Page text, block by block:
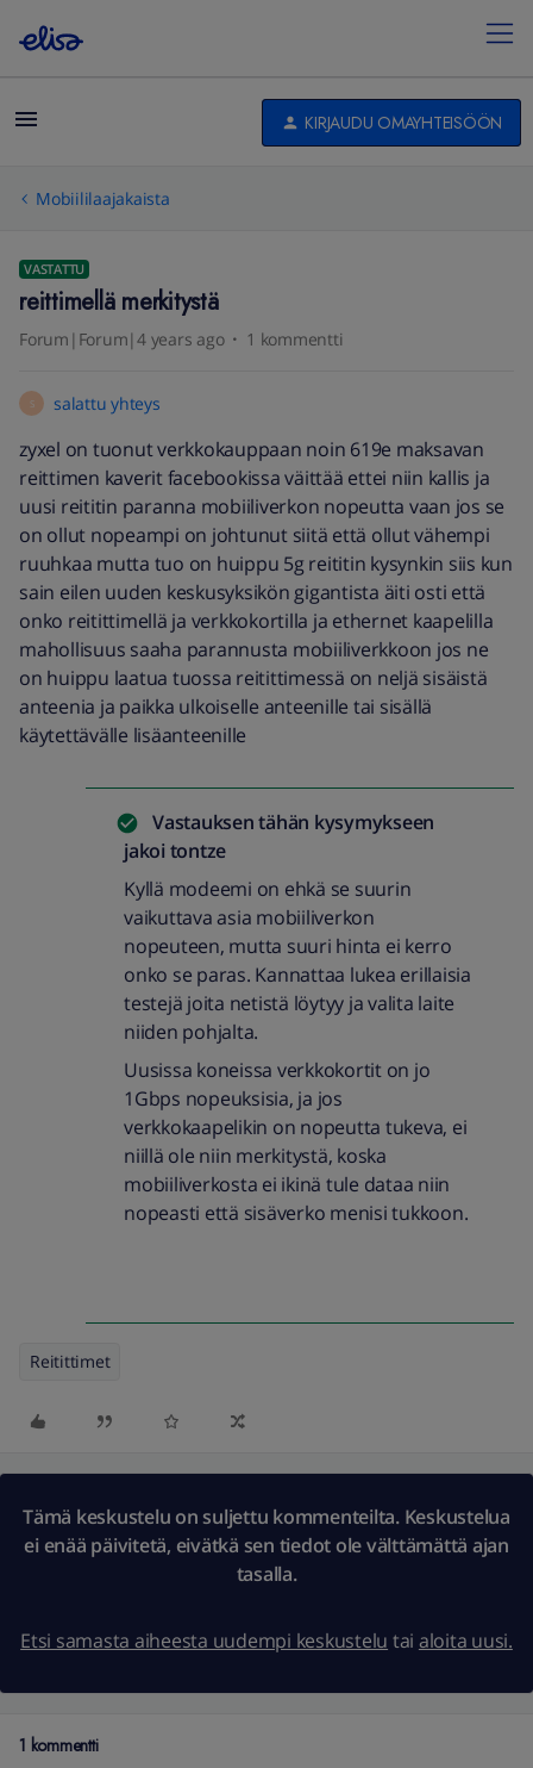
KIRJAUDU OMAYHTEISÖÖN
Mobiililaajakaista
VASTATTU
reittimellä merkitystä
Forum|Forum|4 years ago 1 kommentti
S salattu yhteys
zyxel on tuonut verkkokauppaan noin 619e maksavan
reittimen kaverit facebookissa väittää ettei niin kallis ja
uusi reititin paranna mobiiliverkon nopeutta vaan jos se
on ollut nopeampi on johtunut siitä että ollut vähempi
ruuhkaa mutta tuo on huippu 5g reititin kysynkin siis kun
sain eilen uuden keskusyksikön gigantista äiti osti että
onko reitittimellä ja verkkokortilla ja ethernet kaapelilla
mahollisuus saaha parannusta mobiiliverkkoon jos ne
on huippu laatua tuossa reitittimessä on neljä sisäistä
anteenia ja paikka ulkoiselle anteenille tai sisällä
käytettävälle lisäanteenille
Vastauksen tähän kysymykseen
jakoi tontze
Kyllä modeemi on ehkä se suurin
vaikuttava asia mobiiliverkon
nopeuteen, mutta suuri hinta ei kerro
onko se paras. Kannattaa lukea erillaisia
testejä joita netistä löytyy ja valita laite
niiden pohjalta.
Uusissa koneissa verkkokortit on jo
1Gbps nopeuksisia, ja jos
verkkokaapelikin on nopeutta tukeva, ei
niillä ole niin merkitystä, koska
mobiiliverkosta ei ikinä tule dataa niin
nopeasti että sisäverko menisi tukkoon.
Reitittimet
Tämä keskustelu on suljettu kommenteilta. Keskustelua
ei enää päivitetä, eivätkä sen tiedot ole välttämättä ajan
tasalla.
Etsi samasta aiheesta uudempi keskustelu tai aloita uusi.
1 kommentti